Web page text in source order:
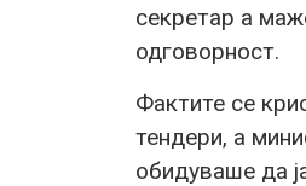
секретар а
одговорност.
Фактите се
тендери, а
обидуваше да